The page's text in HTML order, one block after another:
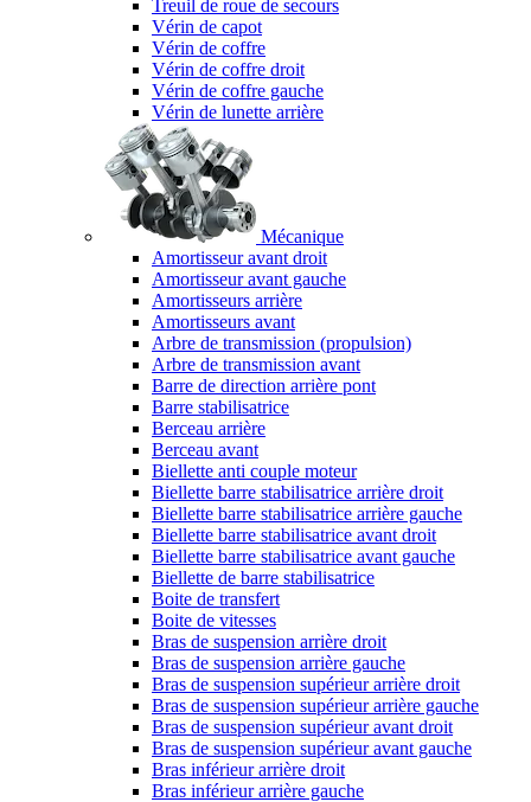
Treuil de roue de secours
Vérin de capot
Vérin de coffre
Vérin de coffre droit
Vérin de coffre gauche
Vérin de lunette arrière
Mécanique
Amortisseur avant droit
Amortisseur avant gauche
Amortisseurs arrière
Amortisseurs avant
Arbre de transmission (propulsion)
Arbre de transmission avant
Barre de direction arrière pont
Barre stabilisatrice
Berceau arrière
Berceau avant
Biellette anti couple moteur
Biellette barre stabilisatrice arrière droit
Biellette barre stabilisatrice arrière gauche
Biellette barre stabilisatrice avant droit
Biellette barre stabilisatrice avant gauche
Biellette de barre stabilisatrice
Boite de transfert
Boite de vitesses
Bras de suspension arrière droit
Bras de suspension arrière gauche
Bras de suspension supérieur arrière droit
Bras de suspension supérieur arrière gauche
Bras de suspension supérieur avant droit
Bras de suspension supérieur avant gauche
Bras inférieur arrière droit
Bras inférieur arrière gauche